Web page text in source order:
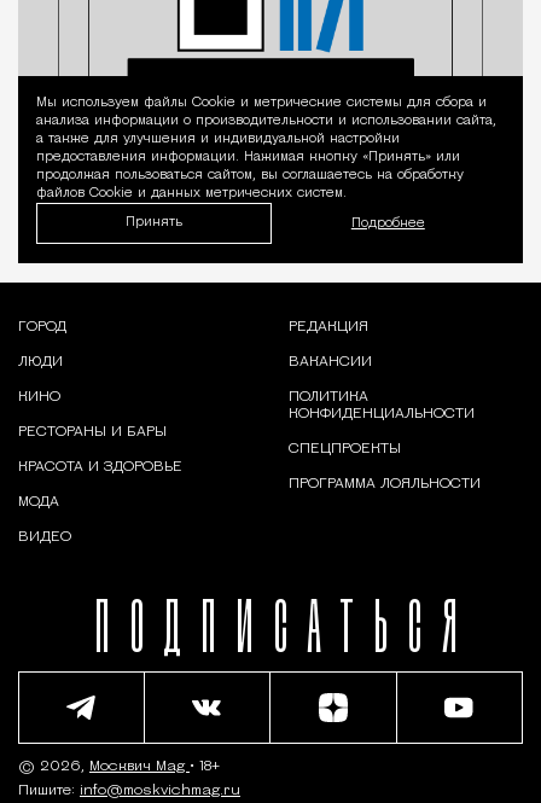
Уведомление
Мы используем файлы Сookie и метрические системы для сбора и
анализа информации о производительности и использовании сайта,
а также для улучшения и индивидуальной настройки
предоставления информации. Нажимая кнопку «Принять» или
продолжая пользоваться сайтом, вы соглашаетесь на обработку
файлов Cookie и данных метрических систем.
Принять Подробнее
ПОДПИСАТЬСЯ
ГОРОД
ЛЮДИ
КИНО
РЕСТОРАНЫ И БАРЫ
КРАСОТА И ЗДОРОВЬЕ
МОДА
ВИДЕО
РЕДАКЦИЯ
ВАКАНСИИ
ПОЛИТИКА
КОНФИДЕНЦИАЛЬНОСТИ
СПЕЦПРОЕКТЫ
ПРОГРАММА ЛОЯЛЬНОСТИ
© 2026, Москвич Mag • 18+
Пишите: info@moskvichmag.ru